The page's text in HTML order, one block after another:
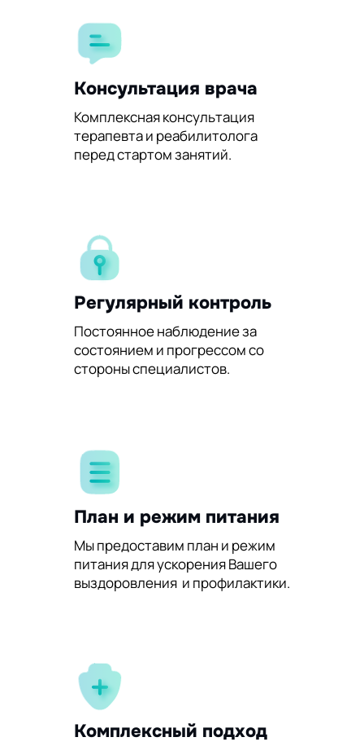
Консультация врача
Комплексная консультация
терапевта и реабилитолога
перед стартом занятий.
Регулярный контроль
Постоянное наблюдение за
состоянием и прогрессом со
стороны специалистов.
План и режим питания
Мы предоставим план и режим
питания для ускорения Вашего
выздоровления и профилактики.
Комплексный подход